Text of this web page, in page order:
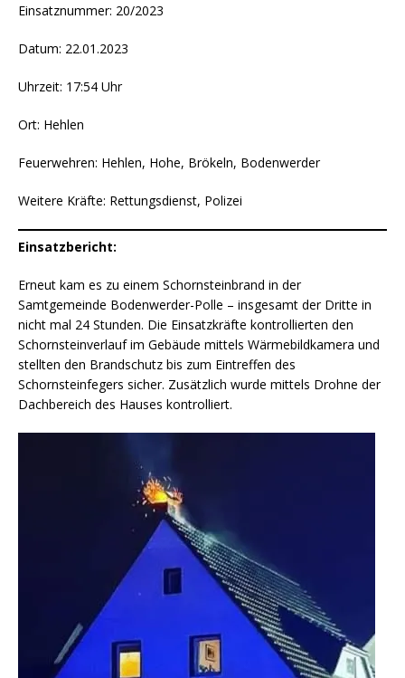
Einsatznummer: 20/2023
Datum: 22.01.2023
Uhrzeit: 17:54 Uhr
Ort: Hehlen
Feuerwehren: Hehlen, Hohe, Brökeln, Bodenwerder
Weitere Kräfte: Rettungsdienst, Polizei
Einsatzbericht:
Erneut kam es zu einem Schornsteinbrand in der
Samtgemeinde Bodenwerder-Polle – insgesamt der Dritte in
nicht mal 24 Stunden. Die Einsatzkräfte kontrollierten den
Schornsteinverlauf im Gebäude mittels Wärmebildkamera und
stellten den Brandschutz bis zum Eintreffen des
Schornsteinfegers sicher. Zusätzlich wurde mittels Drohne der
Dachbereich des Hauses kontrolliert.